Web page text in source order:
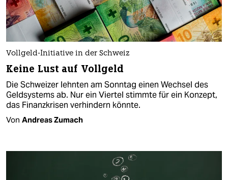
Vollgeld-Initiative in der Schweiz
Keine Lust auf Vollgeld
Die Schweizer lehnten am Sonntag einen Wechsel des
Geldsystems ab. Nur ein Viertel stimmte für ein Konzept,
das Finanzkrisen verhindern könnte.
Von Andreas Zumach